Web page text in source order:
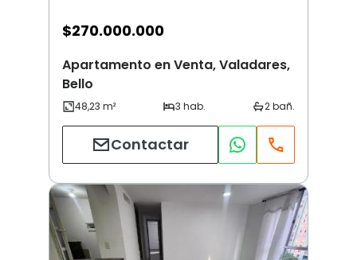
$270.000.000
Apartamento en Venta, Valadares,
Bello
Contactar